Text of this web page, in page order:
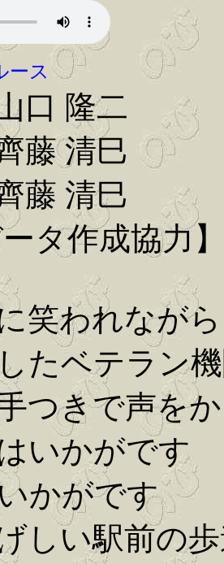
ース
口 隆二
藤 清巳
藤 清巳
タ作成協力
笑われながら
たベテラン
つきで声を
いかがです
かがです
しい駅前の